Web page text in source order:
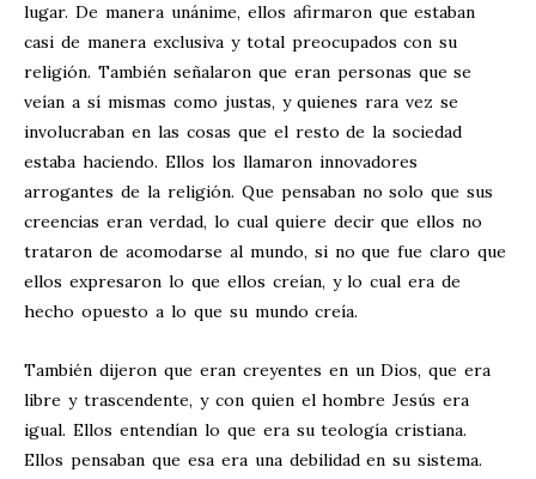
lugar. De manera unánime, ellos afirmaron que estaban
casi de manera exclusiva y total preocupados con su
religión. También señalaron que eran personas que se
veían a sí mismas como justas, y quienes rara vez se
involucraban en las cosas que el resto de la sociedad
estaba haciendo. Ellos los llamaron innovadores
arrogantes de la religión. Que pensaban no solo que sus
creencias eran verdad, lo cual quiere decir que ellos no
trataron de acomodarse al mundo, si no que fue claro que
ellos expresaron lo que ellos creían, y lo cual era de
hecho opuesto a lo que su mundo creía.
También dijeron que eran creyentes en un Dios, que era
libre y trascendente, y con quien el hombre Jesús era
igual. Ellos entendían lo que era su teología cristiana.
Ellos pensaban que esa era una debilidad en su sistema.